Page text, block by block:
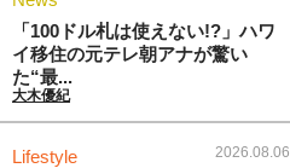
「100ドル札は使えない!?」ハワ
イ移住の元テレ朝アナが驚い
た“最...
大木優紀
Lifestyle 2026.08.06